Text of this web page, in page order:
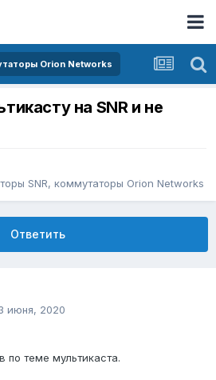
Orion Networks
на SNR и не
SNR, коммутаторы Orion Networks
Ответить
июня, 2020
теме мультикаста.